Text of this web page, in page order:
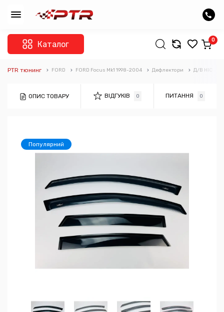
Каталог 0
PTR тюнинг FORD FORD Focus Mk1 1998-2004 Дефлектори Д/В HIC
ОПИС ТОВАРУ ВІДГУКІВ 0 ПИТАННЯ 0
Популярний